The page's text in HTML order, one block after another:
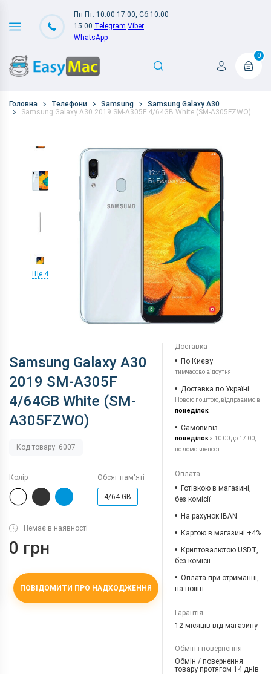
Пн-Пт: 10:00-17:00, Сб:10:00-
15:00 Telegram Viber
WhatsApp
0
Головна Телефони Samsung
Samsung Galaxy A30
Samsung Galaxy A30 2019 SM-A305F 4/64GB White (SM-A305FZWO)
Ще 4
Samsung Galaxy A30
2019 SM-A305F
4/64GB White (SM-
A305FZWO)
Код товару: 6007
Колір Обсяг пам'яті
4/64 GB
Немає в наявності
0 грн
ПОВІДОМИТИ ПРО НАДХОДЖЕННЯ
Доставка
По Києву
тимчасово відсутня
Доставка по Україні
Новою поштою, відправимо в
понеділок
Самовивіз
понеділокз 10:00 до 17:00,
по домовленості
Оплата
Готівкою в магазині,
без комісії
На рахунок IBAN
Картою в магазині +4%
Криптовалютою USDT,
без комісії
Оплата при отриманні,
на пошті
Гарантія
12 місяців від магазину
Обмін і повернення
Обмін / повернення
товару протягом 14 днів